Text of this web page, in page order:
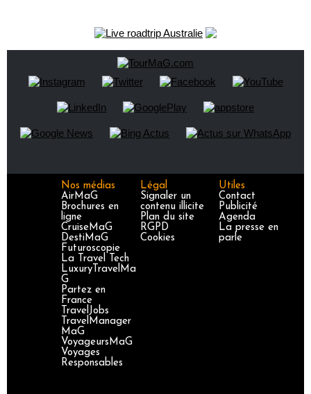
Nos médias
AirMaG
Brochures en
ligne
CruiseMaG
DestiMaG
Futuroscopie
La Travel Tech
LuxuryTravelMa
G
Partez en
France
TravelJobs
TravelManager
MaG
VoyageursMaG
Voyages
Responsables
Légal
Signaler un
contenu illicite
Plan du site
RGPD
Cookies
Utiles
Contact
Publicité
Agenda
La presse en
parle